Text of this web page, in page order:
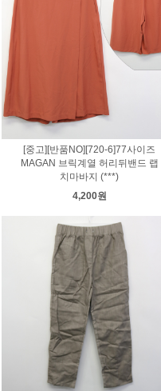
[중고][반품NO][720-6]77사이즈
MAGAN 브릭계열 허리뒤밴드 랩
치마바지 (***)
4,200원